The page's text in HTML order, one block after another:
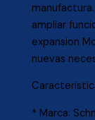
ampliar
expansion
nuevas
* Marca: